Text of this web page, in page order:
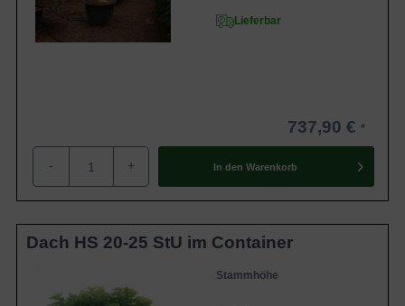
Lieferbar
737,90 €
- + In den Warenkorb
Dach HS 20-25 StU im Container
Stammhöhe